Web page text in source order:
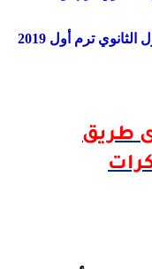
مذكرة اللغة الفرنسية للصف الأول الثانوي ترم أول 2019
جروب 1 ثانوى طريق